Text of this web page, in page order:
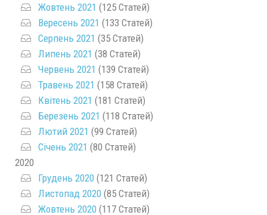
Жовтень 2021 (125 Статей)
Вересень 2021 (133 Статей)
Серпень 2021 (35 Статей)
Липень 2021 (38 Статей)
Червень 2021 (139 Статей)
Травень 2021 (158 Статей)
Квітень 2021 (181 Статей)
Березень 2021 (118 Статей)
Лютий 2021 (99 Статей)
Січень 2021 (80 Статей)
2020
Грудень 2020 (121 Статей)
Листопад 2020 (85 Статей)
Жовтень 2020 (117 Статей)